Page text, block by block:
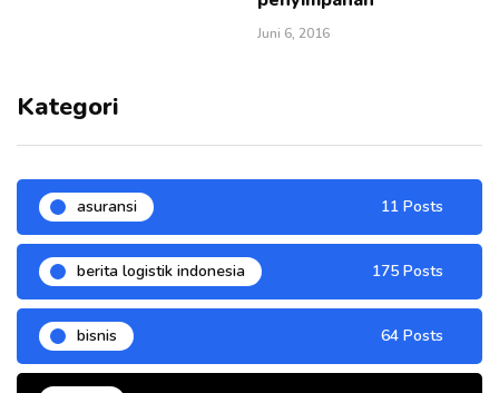
Juni 6, 2016
Kategori
asuransi 11 Posts
berita logistik indonesia 175 Posts
bisnis 64 Posts